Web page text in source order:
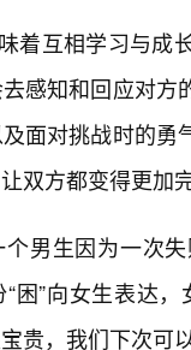
着互相学习与
感知和回应对
面对挑战时的
双方都变得更加
男生因为一次
困”向女生表达
贵，我们下次可